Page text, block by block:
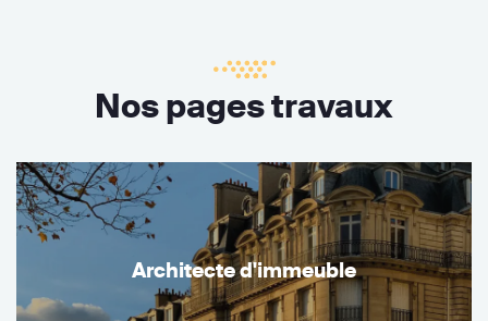
Nos pages travaux
Architecte d'immeuble